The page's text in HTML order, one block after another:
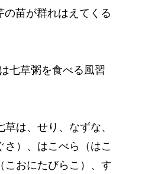
の苗が群れはえてくる
七草粥を食べる風習
は、せり、なずな、
さ）、はこべら（はこ
こおにたびらこ）、す